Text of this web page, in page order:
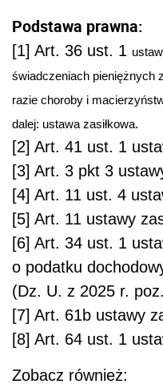
Podstawa prawna:
[1] Art. 36 ust. 1
świadczeniach pieniężnych
razie choroby i
dalej: ustawa zasiłkowa.
[2] Art. 41 ust. 1
[3] Art. 3 pkt 3
[4] Art. 11 ust. 4
[5] Art. 11 ustawy
[6] Art. 34 ust. 1
o podatku
(Dz. U. z 2025 r.
[7] Art. 61b ustawy
[8] Art. 64 ust. 1
Zobacz również: